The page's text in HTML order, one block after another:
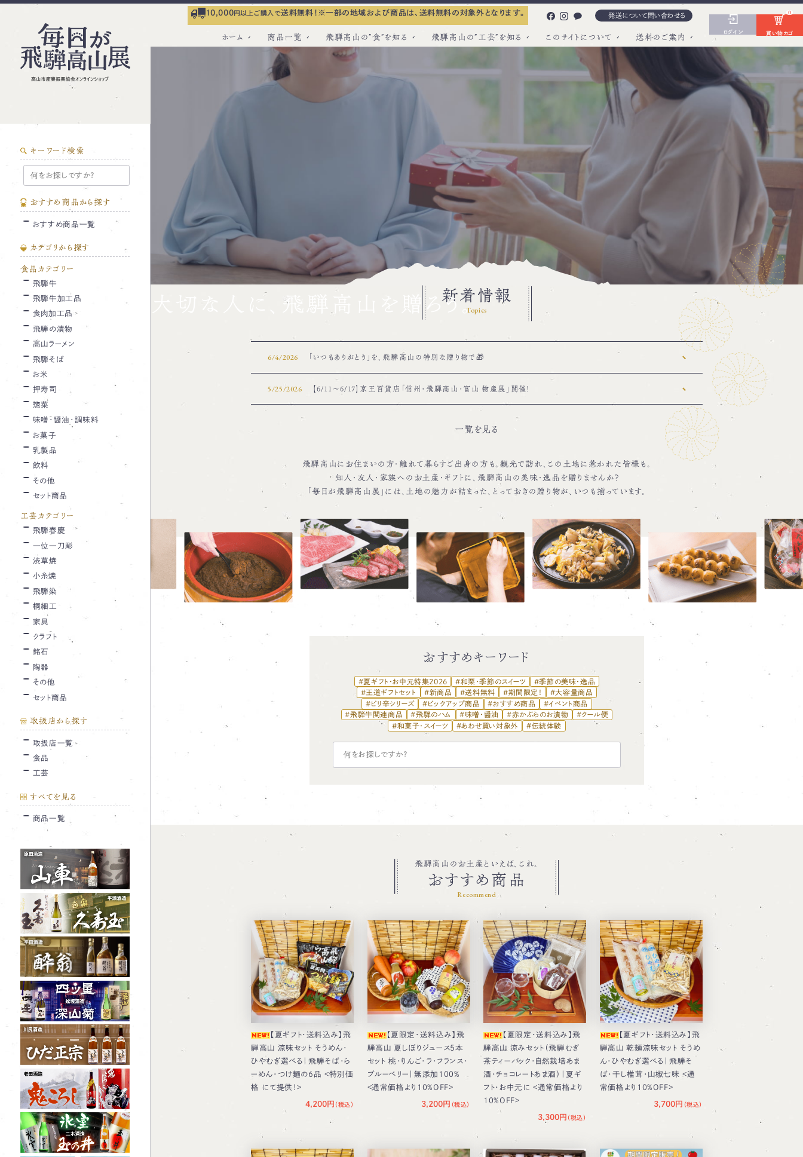
10,000円以上ご購入で送料無料！ ※一部の地域および商品は、送料無料の対象外となります。 発送について問い合わせる
ホーム 商品一覧 飛騨高山の”食”を知る 飛騨高山の”工芸”を知る このサイトについて 送料のご案内
ログイン 買い物カゴ
0
大切な人に、飛騨高山を贈ろう。新着情報
Topics
6/4/2026 「いつもありがとう」を、飛騨高山の特別な贈り物で🎁
5/25/2026 【6/11～6/17】京王百貨店「信州・飛騨高山・富山 物産展」開催！
一覧を見る
飛騨高山にお住まいの方・離れて暮らすご出身の方も。観光で訪れ、この土地に惹かれた皆様も。
知人・友人・家族へのお土産・ギフトに、 飛騨高山の美味・逸品を贈りませんか？
「毎日が飛騨高山展」には、土地の魅力が詰まった、 とっておきの贈り物が、いつも揃っています。
おすすめキーワード
#夏ギフト・お中元特集2026 #和栗・季節のスイーツ
#季節の美味・逸品
#王道ギフトセット
#新商品 #送料無料 #期間限定！
#大容量商品
#ピリ辛シリーズ
#ピックアップ商品 #おすすめ商品
#イベント商品
#飛騨牛関連商品
#飛騨のハム #味噌・醤油 #赤かぶらのお漬物
#クール便
#和菓子・スイーツ
#あわせ買い対象外 #伝統体験
飛騨高山のお土産といえば、これ。
おすすめ商品
Recommend
【夏ギフト・送料込み】飛
騨高山 涼味セット そうめん・
ひやむぎ選べる｜飛騨そば・ら
ーめん・つけ麺の6品 <特別価
格 にて提供！>
4,200円
【夏限定・送料込み】飛
騨高山 夏しぼりジュース5本
セット 桃・りんご・ラ・フランス・
ブルーベリー｜無添加100%
<通常価格より10％OFF>
3,200円
【夏限定・送料込み】飛
騨高山 涼みセット（飛騨むぎ
茶ティーパック・自然栽培あま
酒・チョコレートあま酒）｜夏ギ
フト・お中元に <通常価格より
10％OFF>
3,300円
【夏ギフト・送料込み】飛
騨高山 乾麺涼味セット そうめ
ん・ひやむぎ選べる｜飛騨そ
ば・干し椎茸・山椒七味 <通
常価格より10％OFF>
3,700円
キーワード検索
おすすめ商品から探す
おすすめ商品一覧
カテゴリから探す
食品カテゴリー
飛騨牛
飛騨牛加工品
食肉加工品
飛騨の漬物
高山ラーメン
飛騨そば
お米
押寿司
惣菜
味噌・醤油・調味料
お菓子
乳製品
飲料
その他
セット商品
工芸カテゴリー
飛騨春慶
一位一刀彫
渋草焼
小糸焼
飛騨染
桐細工
家具
クラフト
銘石
陶器
その他
セット商品
取扱店から探す
取扱店一覧
食品
工芸
すべてを見る
商品一覧